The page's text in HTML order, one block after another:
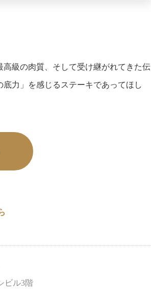
級の肉質、そして受け継がれてきた伝
力」を感じるステーキであってほし
ビル3階